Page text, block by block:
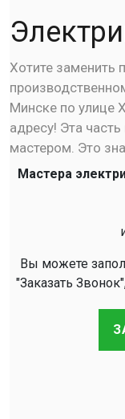
Хотите заменить
Минске по улице
адресу! Эта
мастером. Это
Мастера
Вы можете
"Заказать